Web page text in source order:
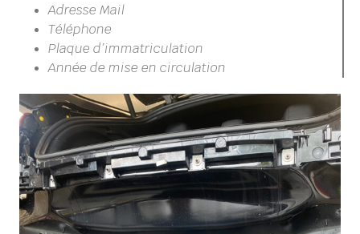
Adresse Mail
Téléphone
Plaque d’immatriculation
Année de mise en circulation